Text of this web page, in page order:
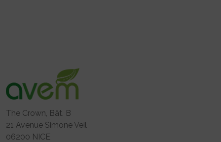
The Crown, Bât. B
21 Avenue Simone Veil
06200 NICE